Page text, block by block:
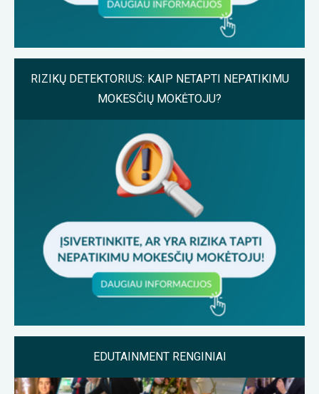
RIZIKŲ DETEKTORIUS: KAIP NETAPTI NEPATIKIMU
MOKESČIŲ MOKĖTOJU?
EDUTAINMENT RENGINIAI